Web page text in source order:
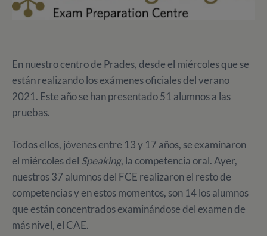
En nuestro centro de Prades, desde el miércoles que se
están realizando los exámenes oficiales del verano
2021. Este año se han presentado 51 alumnos a las
pruebas.
Todos ellos, jóvenes entre 13 y 17 años, se examinaron
el miércoles del Speaking, la competencia oral. Ayer,
nuestros 37 alumnos del FCE realizaron el resto de
competencias y en estos momentos, son 14 los alumnos
que están concentrados examinándose del examen de
más nivel, el CAE.